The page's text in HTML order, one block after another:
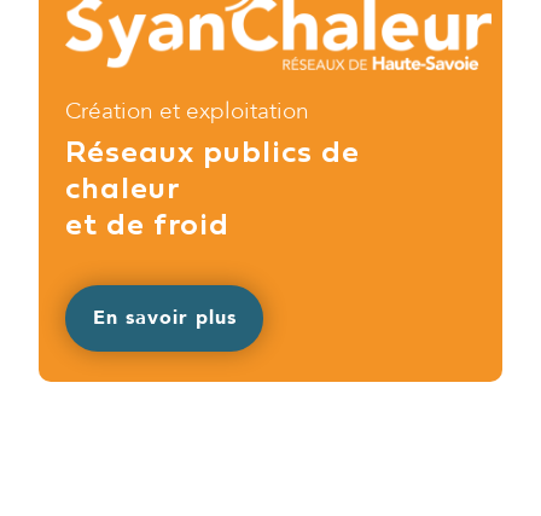
Création et exploitation
Réseaux publics de
chaleur
et de froid
En savoir plus